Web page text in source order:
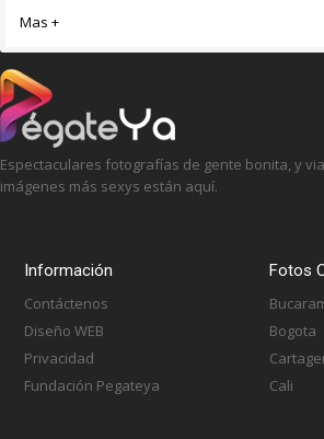
Mas +
Espectaculares fotografías de gente bonita, y
imágenes más sexys están aquí.
Información
Contáctenos
Diseño WEB
Privacidad
Fundación Pegateya
Fotos
Bogota
Cali